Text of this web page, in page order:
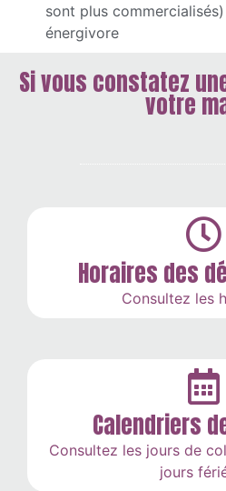
sont plus
énergivore
Si vous constatez
votre
Horaires des
Consultez les
Calendriers
Consultez les jours de
jours